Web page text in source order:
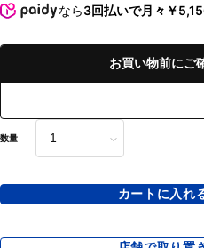
なら3回払いで月々￥
お買い物前にご
数量
カートに入れ